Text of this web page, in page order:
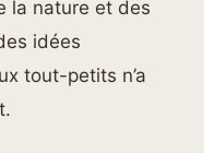
la nature et des
idées
tout-petits n’a